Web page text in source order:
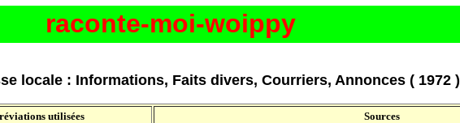
raconte-moi-woippy
locale : Informations, Faits divers, Courriers, Annonces ( 1972 )
utilisées
Sources